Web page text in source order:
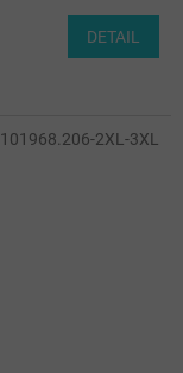
DETAIL
101968.206-2XL-3XL